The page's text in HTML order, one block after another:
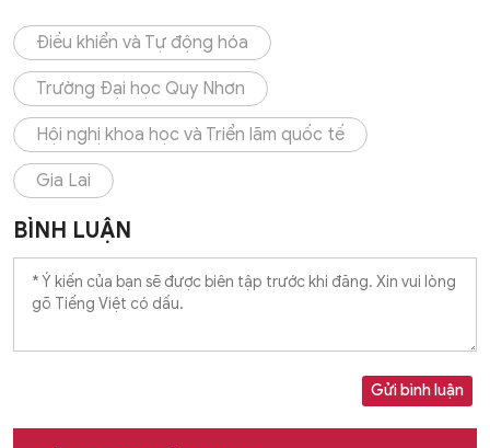
Điều khiển và Tự động hóa
Trường Đại học Quy Nhơn
Hội nghị khoa học và Triển lãm quốc tế
Gia Lai
BÌNH LUẬN
Gửi bình luận